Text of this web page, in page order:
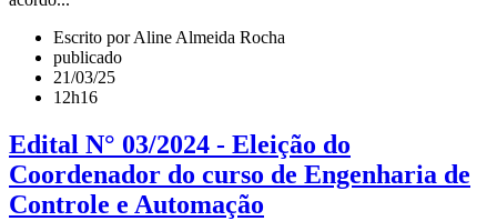
Escrito por Aline Almeida Rocha
publicado
21/03/25
12h16
Edital N° 03/2024 - Eleição do
Coordenador do curso de Engenharia de
Controle e Automação